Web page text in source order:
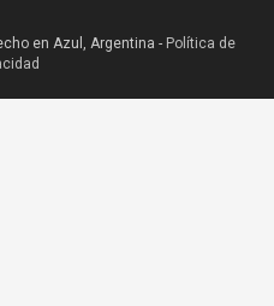
en Azul, Argentina - Política de